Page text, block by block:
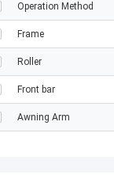
Operation Method
Frame
Roller
Front bar
Awning Arm